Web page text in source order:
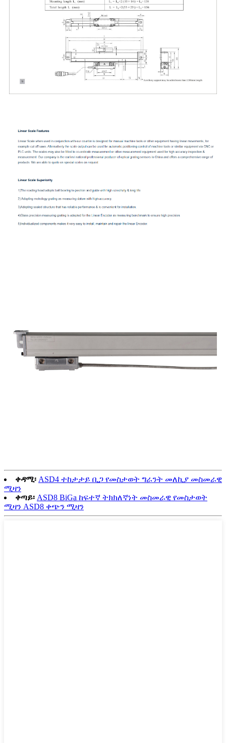
ቀዳሚ፡ ASD4 ተከታታይ ቢጋ የመስታወት ግራንት መለኪያ መስመራዊ
ሚዛን
ቀጣይ፡ ASD8 BiGa ከፍተኛ ትክክለኛነት መስመራዊ የመስታወት
ሚዛን ASD8 ቀጭን ሚዛን